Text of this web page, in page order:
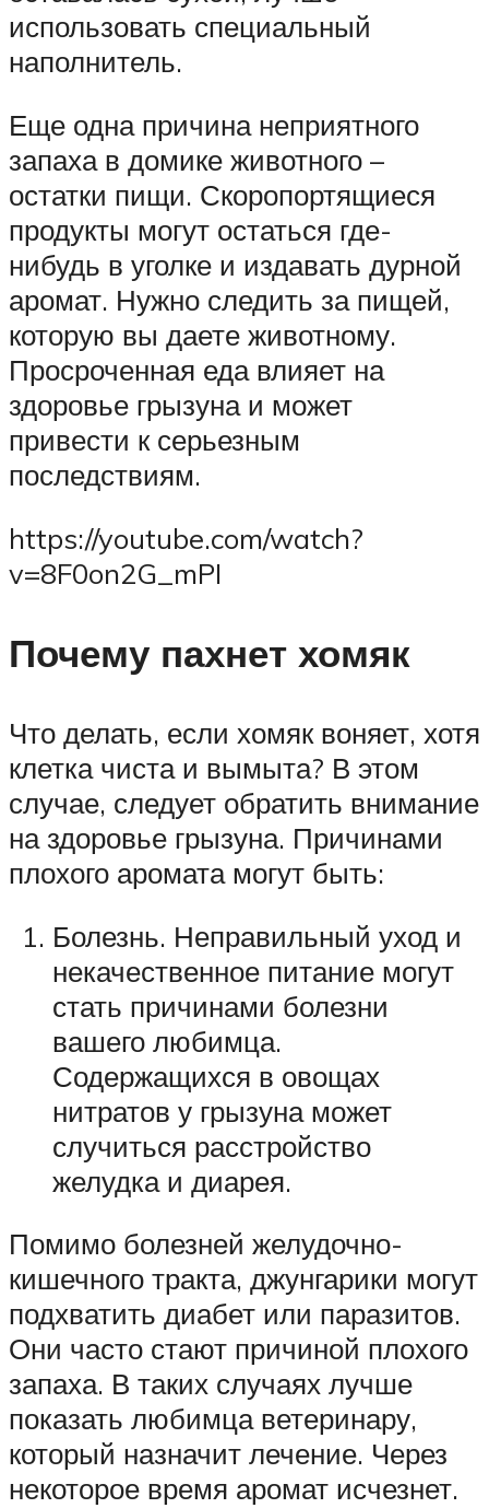
использовать специальный
наполнитель.
Еще одна причина неприятного
запаха в домике животного –
остатки пищи. Скоропортящиеся
продукты могут остаться где-
нибудь в уголке и издавать дурной
аромат. Нужно следить за пищей,
которую вы даете животному.
Просроченная еда влияет на
здоровье грызуна и может
привести к серьезным
последствиям.
https://youtube.com/watch?
v=8F0on2G_mPI
Почему пахнет хомяк
Что делать, если хомяк воняет, хотя
клетка чиста и вымыта? В этом
случае, следует обратить внимание
на здоровье грызуна. Причинами
плохого аромата могут быть:
Болезнь. Неправильный уход и
некачественное питание могут
стать причинами болезни
вашего любимца.
Содержащихся в овощах
нитратов у грызуна может
случиться расстройство
желудка и диарея.
Помимо болезней желудочно-
кишечного тракта, джунгарики могут
подхватить диабет или паразитов.
Они часто стают причиной плохого
запаха. В таких случаях лучше
показать любимца ветеринару,
который назначит лечение. Через
некоторое время аромат исчезнет.